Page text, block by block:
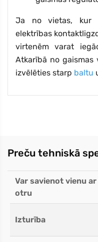
Ja no vietas, kur
elektrības
virtenēm varat
Atkarībā no gaismas
izvēlēties starp baltu
Preču tehniskā
Var savienot vienu ar
otru
Izturība